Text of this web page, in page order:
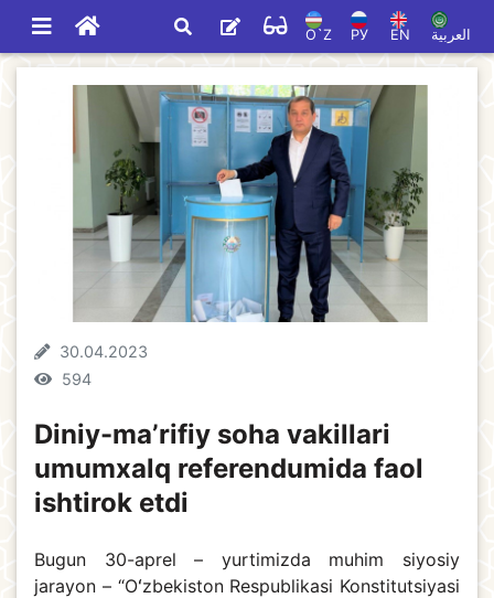
O`Z РУ EN العربية
30.04.2023
594
Diniy-maʼrifiy soha vakillari
umumxalq referendumida faol
ishtirok etdi
Bugun 30-aprel – yurtimizda muhim siyosiy
jarayon – “Oʻzbekiston Respublikasi Konstitutsiyasi